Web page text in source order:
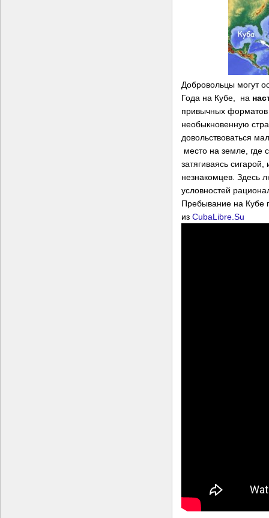
Добровольцы могут
Года на Кубе, на
привычных форматов
необыкновенную
довольствоваться
место на земле, где
затягиваясь
незнакомцев. Здесь
условностей
Пребывание на Кубе
из CubaLibre.Su